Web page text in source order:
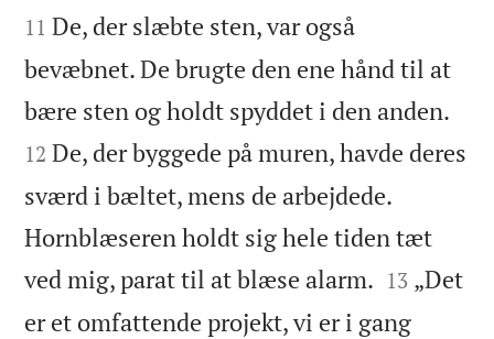
11 De, der slæbte sten, var også
bevæbnet. De brugte den ene hånd til at
bære sten og holdt spyddet i den anden.
12 De, der byggede på muren, havde deres
sværd i bæltet, mens de arbejdede.
Hornblæseren holdt sig hele tiden tæt
ved mig, parat til at blæse alarm. 

13 „Det
er et omfattende projekt, vi er i gang